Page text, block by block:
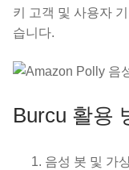
키 고객 및 사용자
습니다.
Burcu 활용
음성 봇 및 가